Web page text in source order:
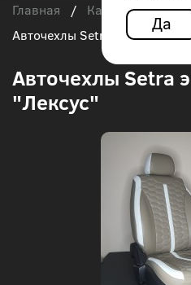
Да
Главная / Каталог чехлов
Авточехлы Setra экокожа
Авточехлы Setra
"Лексус"